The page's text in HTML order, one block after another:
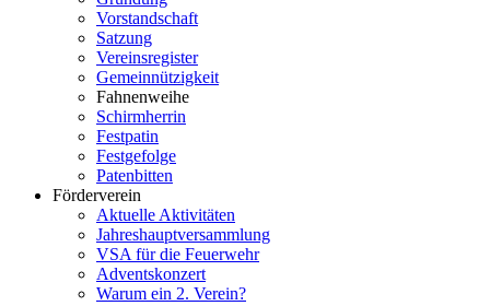
Vorstandschaft
Satzung
Vereinsregister
Gemeinnützigkeit
Fahnenweihe
Schirmherrin
Festpatin
Festgefolge
Patenbitten
Förderverein
Aktuelle Aktivitäten
Jahreshauptversammlung
VSA für die Feuerwehr
Adventskonzert
Warum ein 2. Verein?